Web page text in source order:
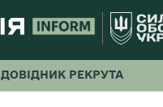
ДОВІДНИК РЕКРУТА